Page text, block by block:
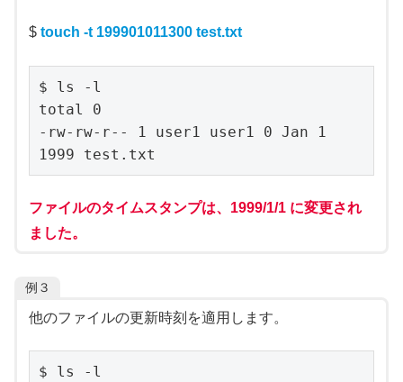
$ touch -t 199901011300 test.txt
$ ls -l
total 0
-rw-rw-r-- 1 user1 user1 0 Jan 1
1999 test.txt
ファイルのタイムスタンプは、1999/1/1 に変更され
ました。
例３
他のファイルの更新時刻を適用します。
$ ls -l